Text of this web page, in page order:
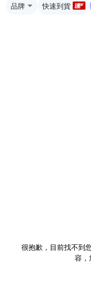
品牌 快速到貨
很抱歉，目前找不到
容，